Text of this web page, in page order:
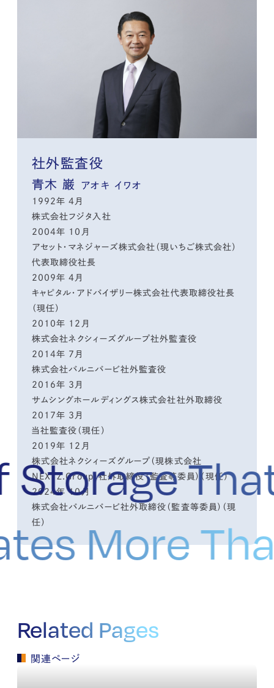
社外監査役
青木 巌 アオキ イワオ
1992年 4月
株式会社フジタ入社
2004年 10月
アセット・マネジャーズ株式会社（現いちご株式会社）
代表取締役社長
2009年 4月
キャピタル・アドバイザリー株式会社代表取締役社長
（現任）
2010年 12月
株式会社ネクシィーズグループ社外監査役
2014年 7月
株式会社バルニバービ社外監査役
2016年 3月
サムシングホールディングス株式会社社外取締役
2017年 3月
当社監査役（現任）
2019年 12月
株式会社ネクシィーズグループ（現株式会社
NEXYZ.Group）社外取締役（監査等委員）（現任）
2024年 10月
株式会社バルニバービ社外取締役（監査等委員）（現
任）
That
More
Related Pages
関連ページ